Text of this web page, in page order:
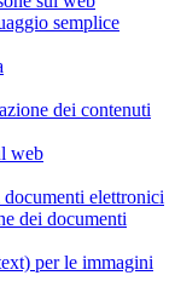
semplice
dei contenuti
web
elettronici
dei documenti
per le immagini